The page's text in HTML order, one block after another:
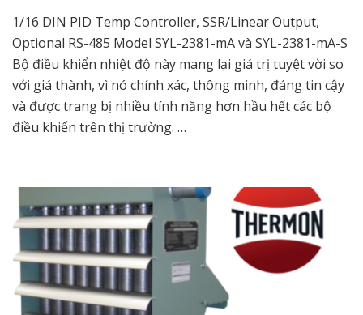
1/16 DIN PID Temp Controller, SSR/Linear Output,
Optional RS-485 Model SYL-2381-mA và SYL-2381-mA-S
Bộ điều khiển nhiệt độ này mang lại giá trị tuyệt vời so
với giá thành, vì nó chính xác, thông minh, đáng tin cậy
và được trang bị nhiều tính năng hơn hầu hết các bộ
điều khiển trên thị trường. …